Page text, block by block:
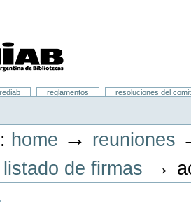
reglamentos
resoluciones del
home → reuniones
de firmas →